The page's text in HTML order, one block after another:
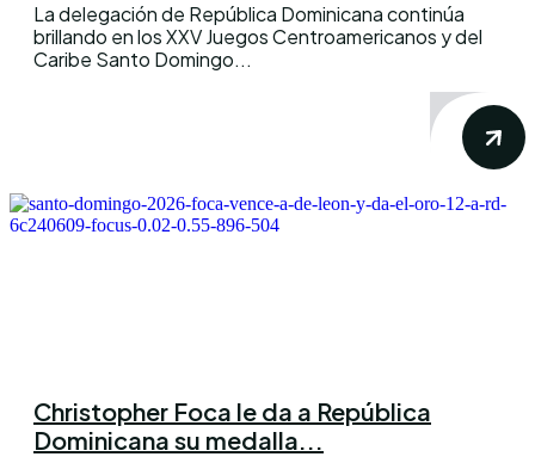
La delegación de República Dominicana continúa
brillando en los XXV Juegos Centroamericanos y del
Caribe Santo Domingo...
Christopher Foca le da a República
Dominicana su medalla...